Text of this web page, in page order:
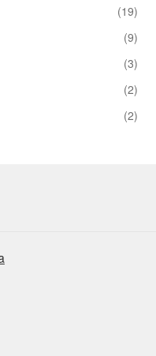
(19)
(9)
(3)
(2)
(2)